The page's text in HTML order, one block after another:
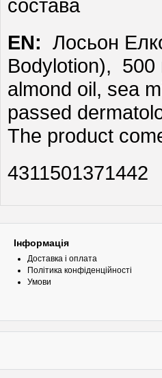
состава
EN: Лосьон
Bodylotion),
almond oil, sea
passed
The product
4311501371442
Інформація
Доставка і оплата
Політика конфіденційності
Умови